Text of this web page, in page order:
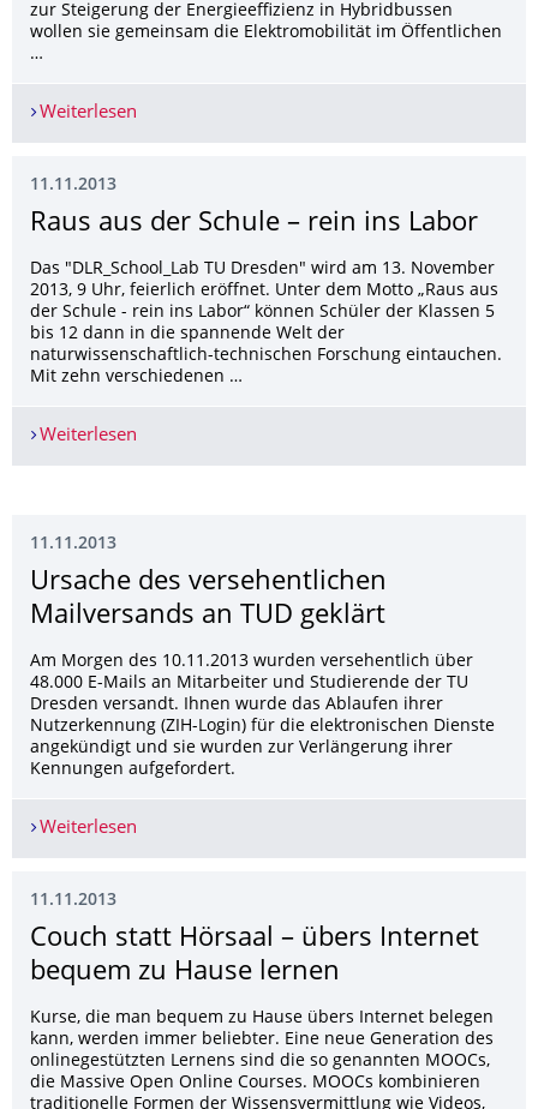
zur Steigerung der Energieeffizienz in Hybridbussen
wollen sie gemeinsam die Elektromobilität im Öffentlichen
…
Weiterlesen
11.11.2013
Raus aus der Schule – rein ins Labor
Das "DLR_School_Lab TU Dresden" wird am 13. November
2013, 9 Uhr, feierlich eröffnet. Unter dem Motto „Raus aus
der Schule - rein ins Labor“ können Schüler der Klassen 5
bis 12 dann in die spannende Welt der
naturwissenschaftlich-technischen Forschung eintauchen.
Mit zehn verschiedenen …
Weiterlesen
11.11.2013
Ursache des versehentlichen
Mailversands an TUD geklärt
Am Morgen des 10.11.2013 wurden versehentlich über
48.000 E-Mails an Mitarbeiter und Studierende der TU
Dresden versandt. Ihnen wurde das Ablaufen ihrer
Nutzerkennung (ZIH-Login) für die elektronischen Dienste
angekündigt und sie wurden zur Verlängerung ihrer
Kennungen aufgefordert.
Weiterlesen
11.11.2013
Couch statt Hörsaal – übers Internet
bequem zu Hause lernen
Kurse, die man bequem zu Hause übers Internet belegen
kann, werden immer beliebter. Eine neue Generation des
onlinegestützten Lernens sind die so genannten MOOCs,
die Massive Open Online Courses. MOOCs kombinieren
traditionelle Formen der Wissensvermittlung wie Videos,